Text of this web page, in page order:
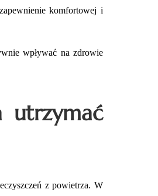
komfortowej i
wpływać na zdrowie
utrzymać
z powietrza. W